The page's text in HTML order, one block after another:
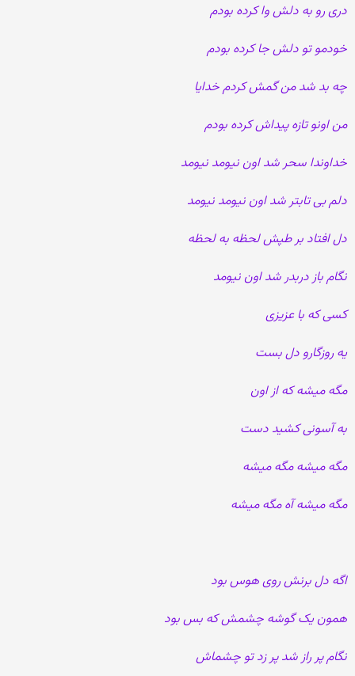
دری رو به دلش وا کرده بودم
خودمو تو دلش جا کرده بودم
چه بد شد من گمش کردم خدایا
من اونو تازه پیداش کرده بودم
خداوندا سحر شد اون نیومد نیومد
دلم بی تابتر شد اون نیومد نیومد
دل افتاد بر طپش لحظه به لحظه
نگام باز دربدر شد اون نیومد
کسی که با عزیزی
یه روزگارو دل بست
مگه میشه که از اون
به آسونی کشید دست
مگه میشه مگه میشه
مگه میشه آه مگه میشه
اگه دل برنش روی هوس بود
همون یک گوشه چشمش که بس بود
نگام پر راز شد پر زد تو چشماش